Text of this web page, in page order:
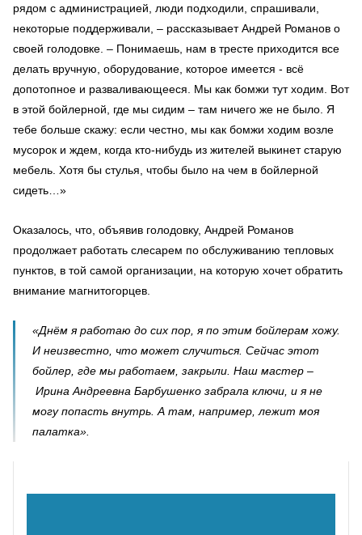
рядом с администрацией, люди подходили, спрашивали,
некоторые поддерживали, – рассказывает Андрей Романов о
своей голодовке. – Понимаешь, нам в тресте приходится все
делать вручную, оборудование, которое имеется - всё
допотопное и разваливающееся. Мы как бомжи тут ходим. Вот
в этой бойлерной, где мы сидим – там ничего же не было. Я
тебе больше скажу: если честно, мы как бомжи ходим возле
мусорок и ждем, когда кто-нибудь из жителей выкинет старую
мебель. Хотя бы стулья, чтобы было на чем в бойлерной
сидеть…»
Оказалось, что, объявив голодовку, Андрей Романов
продолжает работать слесарем по обслуживанию тепловых
пунктов, в той самой организации, на которую хочет обратить
внимание магнитогорцев.
«Днём я работаю до сих пор, я по этим бойлерам хожу.
И неизвестно, что может случиться. Сейчас этот
бойлер, где мы работаем, закрыли. Наш мастер –
Ирина Андреевна Барбушенко забрала ключи, и я не
могу попасть внутрь. А там, например, лежит моя
палатка».